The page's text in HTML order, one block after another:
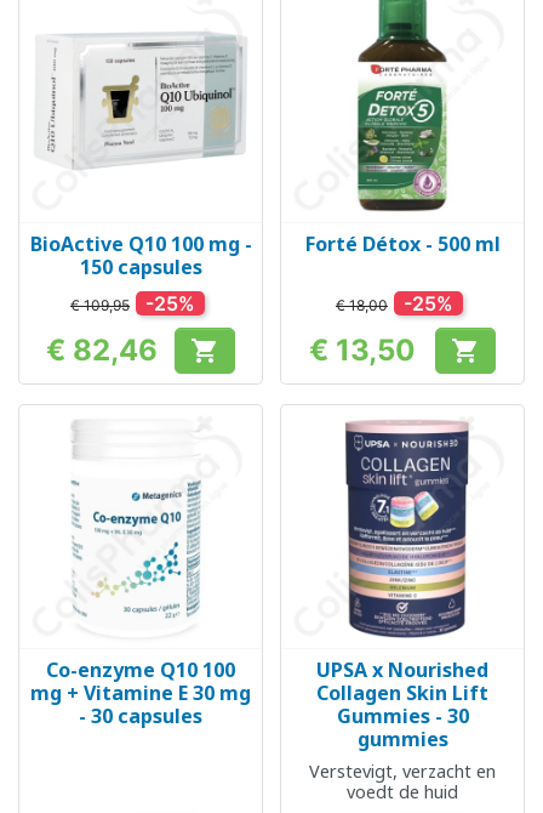
BioActive Q10 100 mg -
150 capsules
€ 109,95 -25%
Prijs
€ 82,46 
Forté Détox - 500 ml
€ 18,00 -25%
Prijs
€ 13,50 
Co-enzyme Q10 100
mg + Vitamine E 30 mg
- 30 capsules
UPSA x Nourished
Collagen Skin Lift
Gummies - 30
gummies
Verstevigt, verzacht en
voedt de huid